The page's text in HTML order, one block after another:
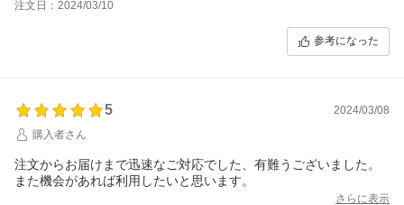
注文日：2024/03/10
参考になった
5
2024/03/08
購入者さん
注文からお届けまで迅速なご対応でした、有難うございました。
また機会があれば利用したいと思います。
さらに表示